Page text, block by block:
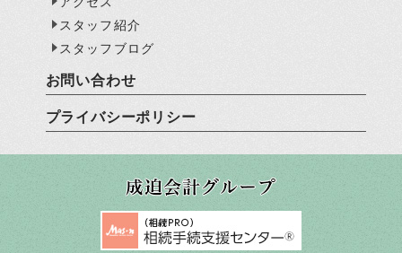
スタッフ紹介
スタッフブログ
お問い合わせ
プライバシーポリシー